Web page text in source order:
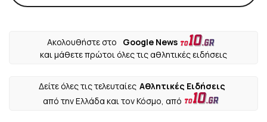
Ακολουθήστε στο
Google News
και μάθετε πρώτοι όλες τις αθλητικές ειδήσεις
Δείτε όλες τις τελευταίες Αθλητικές Ειδήσεις
από την Ελλάδα και τον Κόσμο, από